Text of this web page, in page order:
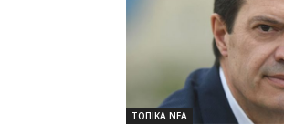
ΤΟΠΙΚΑ ΝΕΑ